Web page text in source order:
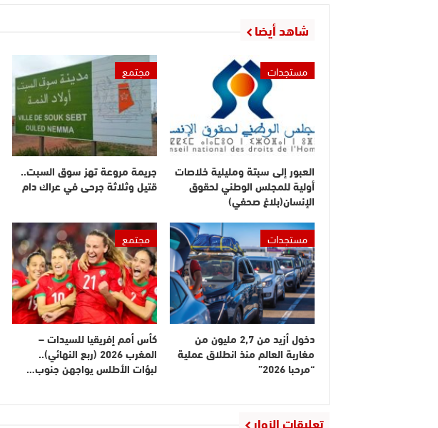
شاهد أيضا
مستجدات
العبور إلى سبتة ومليلية خلاصات
أولية للمجلس الوطني لحقوق
الإنسان(بلاغ صحفي)
مجتمع
جريمة مروعة تهز سوق السبت..
قتيل وثلاثة جرحى في عراك دام
مستجدات
دخول أزيد من 2,7 مليون من
مغاربة العالم منذ انطلاق عملية
“مرحبا 2026”
مجتمع
كأس أمم إفريقيا للسيدات –
المغرب 2026 (ربع النهائي)..
لبؤات الأطلس يواجهن جنوب…
تعليقات الزوار